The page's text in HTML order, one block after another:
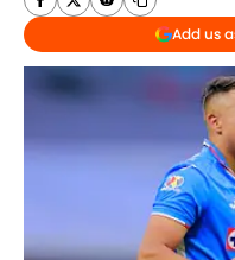
Add us